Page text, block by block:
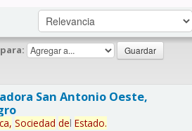
San Antonio Oeste,
Sociedad del Estado.